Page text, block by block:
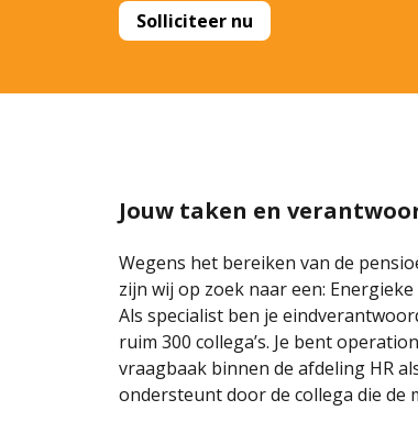
Solliciteer nu
Jouw taken en
Wegens het bereiken van de
zijn wij op zoek naar een:
Als specialist ben je
ruim 300 collega’s. Je bent
vraagbaak binnen de afdeling HR
ondersteunt door de collega die de